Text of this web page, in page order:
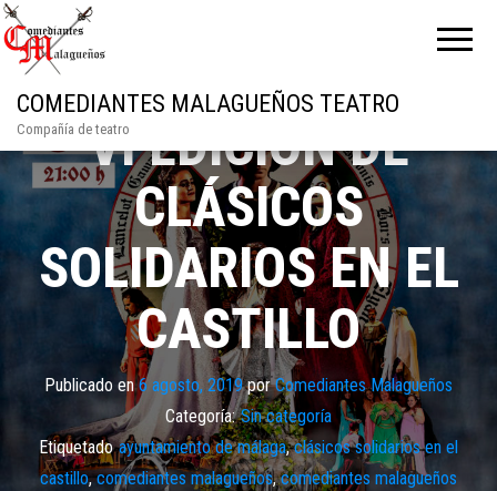
COMEDIANTES MALAGUEÑOS TEATRO
Compañía de teatroVI EDICIÓN DE
CLÁSICOS
SOLIDARIOS EN EL
CASTILLO
Publicado en6 agosto, 2019porComediantes Malagueños
Categoría: Sin categoría
Etiquetado ayuntamiento de málaga,clásicos solidarios en el
castillo,comediantes malagueños,comediantes malagueños